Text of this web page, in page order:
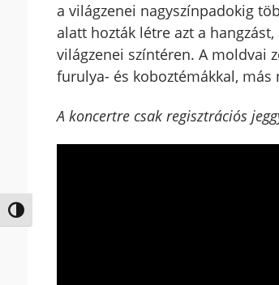
Nagy kontraszt váltása
a világzenei nagyszínpadokig
alatt hozták létre azt a
világzenei színtéren. A moldvai
furulya- és koboztémákkal, más
A koncertre csak regisztrációs